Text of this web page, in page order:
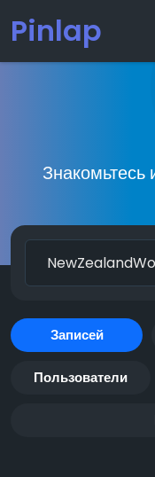
Pinlap
Знакомьтесь
Записей
Пользователи